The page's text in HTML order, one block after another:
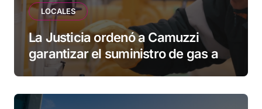
LOCALES
La Justicia ordenó a Camuzzi
garantizar el suministro de gas a
una familia de Tolhuin